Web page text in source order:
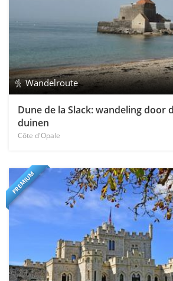
Wandelroute
Dune de la Slack: wandeling door
duinen
Côte d'Opale
PREMIUM